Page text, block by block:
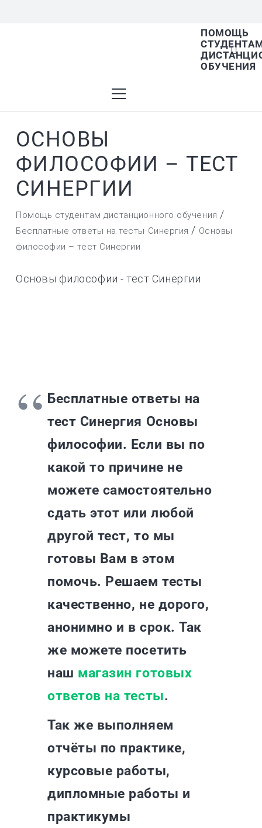
ПОМОЩЬ
ОБУЧЕНИЯ
списке найденных результатов
вверх и вниз для выбора и Enter для
на нужную страницу. Если у вас
с тачскрином, используйте
ОСНОВЫ
ФИЛОСОФИИ – ТЕСТ
СИНЕРГИИ
Помощь студентам дистанционного обучения /
Бесплатные ответы на тесты Синергия / Основы
философии – тест Синергии
Основы философии - тест Синергии
Бесплатные ответы на
тест Синергия Основы
философии. Если вы по
какой то причине не
можете самостоятельно
сдать этот или любой
другой тест, то мы
готовы Вам в этом
помочь. Решаем тесты
качественно, не дорого,
анонимно и в срок. Так
же можете посетить
наш магазин готовых
ответов на тесты.
Так же выполняем
отчёты по практике,
курсовые работы,
дипломные работы и
практикумы